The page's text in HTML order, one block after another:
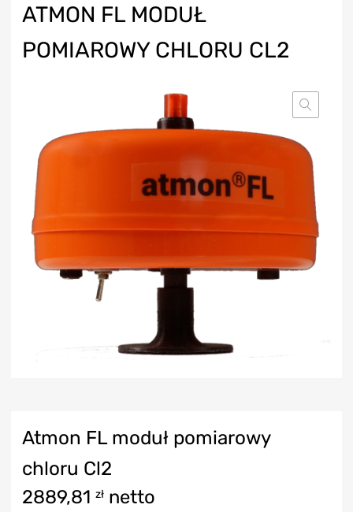
ATMON FL MODUŁ
POMIAROWY CHLORU CL2
Atmon FL moduł pomiarowy
chloru Cl2
2889,81 zł netto